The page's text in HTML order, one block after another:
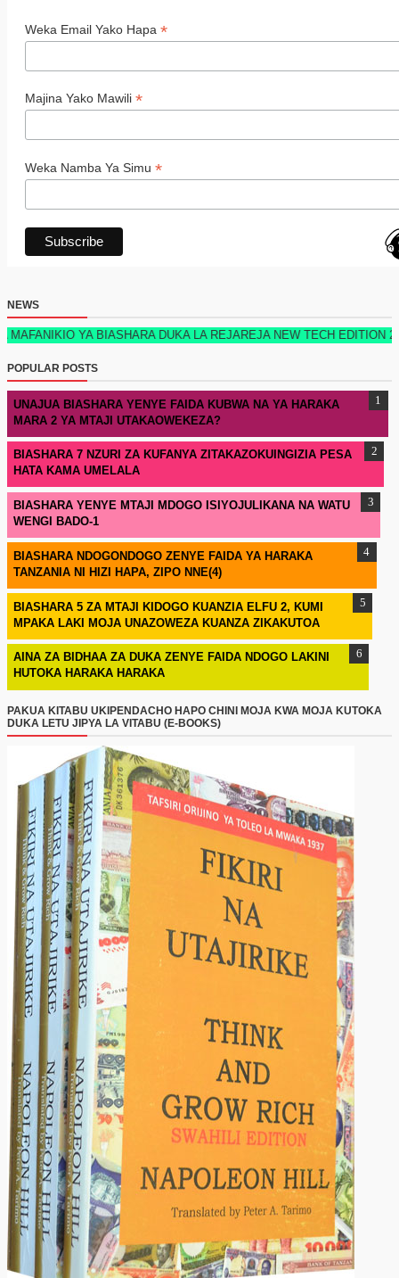
Weka Email Yako Hapa *
Majina Yako Mawili *
Weka Namba Ya Simu *
NEWS
BIASHARA DUKA LA REJAREJA NEW TECH EDITION 2026
POPULAR POSTS
UNAJUA BIASHARA YENYE FAIDA KUBWA NA YA HARAKA
MARA 2 YA MTAJI UTAKAOWEKEZA?
BIASHARA 7 NZURI ZA KUFANYA ZITAKAZOKUINGIZIA PESA
HATA KAMA UMELALA
BIASHARA YENYE MTAJI MDOGO ISIYOJULIKANA NA WATU
WENGI BADO-1
BIASHARA NDOGONDOGO ZENYE FAIDA YA HARAKA
TANZANIA NI HIZI HAPA, ZIPO NNE(4)
BIASHARA 5 ZA MTAJI KIDOGO KUANZIA ELFU 2, KUMI
MPAKA LAKI MOJA UNAZOWEZA KUANZA ZIKAKUTOA
AINA ZA BIDHAA ZA DUKA ZENYE FAIDA NDOGO LAKINI
HUTOKA HARAKA HARAKA
PAKUA KITABU UKIPENDACHO HAPO CHINI MOJA KWA MOJA KUTOKA
DUKA LETU JIPYA LA VITABU (E-BOOKS)